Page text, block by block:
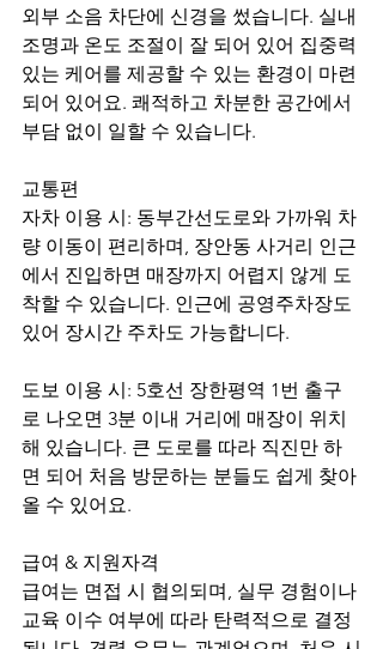
외부 소음 차단에 신경을 썼습니다. 실내
조명과 온도 조절이 잘 되어 있어 집중력
있는 케어를 제공할 수 있는 환경이 마련
되어 있어요. 쾌적하고 차분한 공간에서
부담 없이 일할 수 있습니다.
교통편
자차 이용 시: 동부간선도로와 가까워 차
량 이동이 편리하며, 장안동 사거리 인근
에서 진입하면 매장까지 어렵지 않게 도
착할 수 있습니다. 인근에 공영주차장도
있어 장시간 주차도 가능합니다.
도보 이용 시: 5호선 장한평역 1번 출구
로 나오면 3분 이내 거리에 매장이 위치
해 있습니다. 큰 도로를 따라 직진만 하
면 되어 처음 방문하는 분들도 쉽게 찾아
올 수 있어요.
급여 & 지원자격
급여는 면접 시 협의되며, 실무 경험이나
교육 이수 여부에 따라 탄력적으로 결정